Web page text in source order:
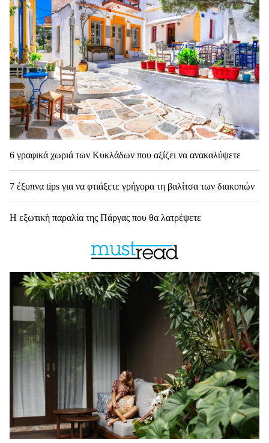
6 γραφικά χωριά των Κυκλάδων που αξίζει να ανακαλύψετε
7 έξυπνα tips για να φτιάξετε γρήγορα τη βαλίτσα των διακοπών
Η εξωτική παραλία της Πάργας που θα λατρέψετε